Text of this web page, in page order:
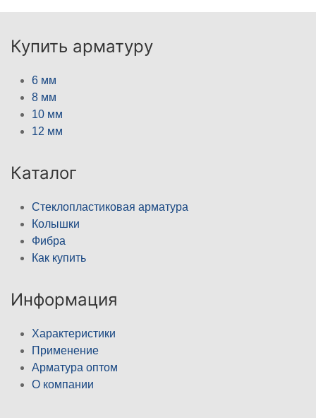
Купить арматуру
6 мм
8 мм
10 мм
12 мм
Каталог
Стеклопластиковая арматура
Колышки
Фибра
Как купить
Информация
Характеристики
Применение
Арматура оптом
О компании